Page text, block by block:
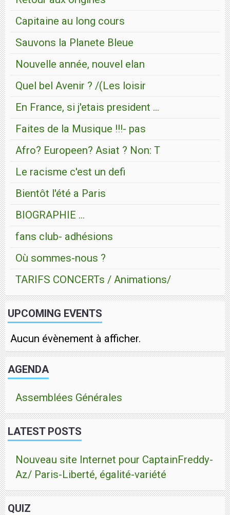
Capitaine au long cours
Sauvons la Planete Bleue
Nouvelle année, nouvel elan
Quel bel Avenir ? /(Les loisir
En France, si j'etais president ...
Faites de la Musique !!!- pas
Afro? Europeen? Asiat ? Non: T
Le racisme c'est un defi
Bientôt l'été a Paris
BIOGRAPHIE ...
fans club- adhésions
Où sommes-nous ?
TARIFS CONCERTs / Animations/
UPCOMING EVENTS
Aucun évènement à afficher.
AGENDA
Assemblées Générales
LATEST POSTS
Nouveau site Internet pour CaptainFreddy-
Az/ Paris-Liberté, égalité-variété
QUIZ